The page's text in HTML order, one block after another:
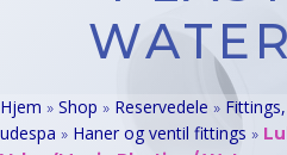
Hjem » Shop » Reservedele »
udespa » Haner og ventil fittings »